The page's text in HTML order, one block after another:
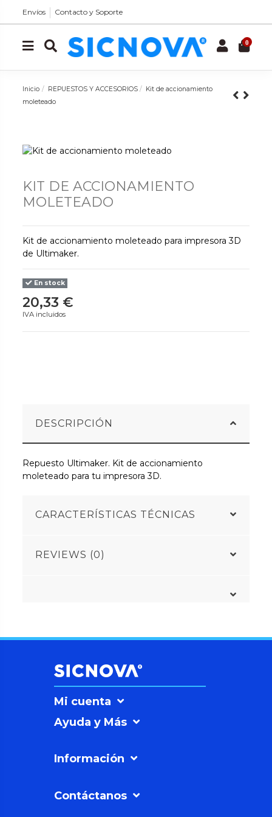
Envíos Contacto y Soporte
0
Inicio REPUESTOS Y ACCESORIOS
Kit de accionamiento
moleteado
KIT DE ACCIONAMIENTO
MOLETEADO
Kit de accionamiento moleteado para impresora 3D
de Ultimaker.
En stock
20,33 €
IVA incluidos
DESCRIPCIÓN
Repuesto Ultimaker. Kit de accionamiento
moleteado para tu impresora 3D.
CARACTERÍSTICAS TÉCNICAS
REVIEWS (0)
Mi cuenta
Ayuda y Más
Información
Contáctanos